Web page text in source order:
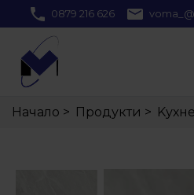
0879 216 626
>
Начало >
Продукти